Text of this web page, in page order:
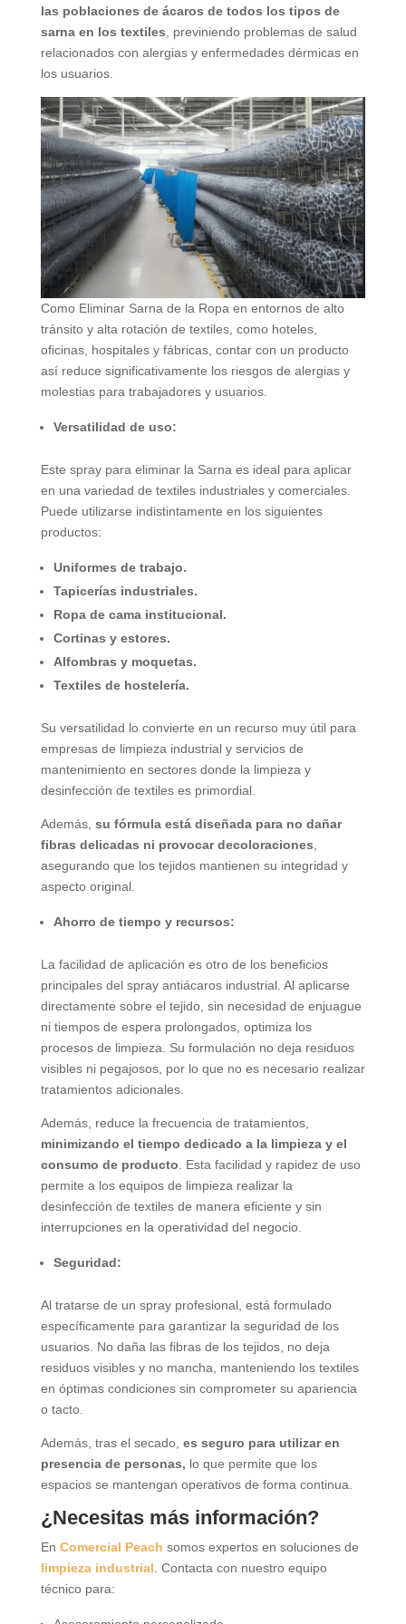
las poblaciones de ácaros de todos los tipos de
sarna en los textiles , previniendo problemas de salud
relacionados con alergias y enfermedades dérmicas en
los usuarios.
Como Eliminar Sarna de la Ropa en entornos de alto
tránsito y alta rotación de textiles, como hoteles,
oficinas, hospitales y fábricas, contar con un producto
así reduce significativamente los riesgos de alergias y
molestias para trabajadores y usuarios.
Versatilidad de uso:
Este spray para eliminar la Sarna es ideal para aplicar
en una variedad de textiles industriales y comerciales.
Puede utilizarse indistintamente en los siguientes
productos:
Uniformes de trabajo.
Tapicerías industriales.
Ropa de cama institucional.
Cortinas y estores.
Alfombras y moquetas.
Textiles de hostelería.
Su versatilidad lo convierte en un recurso muy útil para
empresas de limpieza industrial y servicios de
mantenimiento en sectores donde la limpieza y
desinfección de textiles es primordial.
Además, su fórmula está diseñada para no dañar
fibras delicadas ni provocar decoloraciones
asegurando que los tejidos mantienen su integridad y
aspecto original.
Ahorro de tiempo y recursos:
La facilidad de aplicación es otro de los beneficios
principales del spray antiácaros industrial. Al aplicarse
directamente sobre el tejido, sin necesidad de enjuague
ni tiempos de espera prolongados, optimiza los
procesos de limpieza. Su formulación no deja residuos
visibles ni pegajosos, por lo que no es necesario realizar
tratamientos adicionales.
Además, reduce la frecuencia de tratamientos,
minimizando el tiempo dedicado a la limpieza y el
consumo de producto . Esta facilidad y rapidez de uso
permite a los equipos de limpieza realizar la
desinfección de textiles de manera eficiente y sin
interrupciones en la operatividad del negocio.
Seguridad:
Al tratarse de un spray profesional, está formulado
específicamente para garantizar la seguridad de los
usuarios. No daña las fibras de los tejidos, no deja
residuos visibles y no mancha, manteniendo los textiles
en óptimas condiciones sin comprometer su apariencia
o tacto.
Además, tras el secado, es seguro para utilizar en
presencia de personas, lo que permite que los
espacios se mantengan operativos de forma continua.
¿Necesitas más información?
En Comercial Peach somos expertos en soluciones de
limpieza industrial . Contacta con nuestro equipo
técnico para: